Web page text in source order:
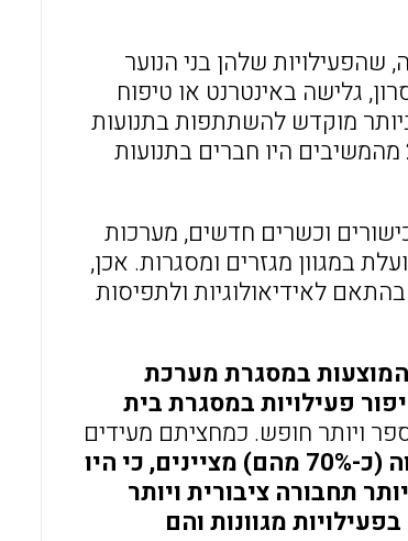
ז'-י"ב עלה, שהפעילויות שלהן בני הנוער
גלישה באינטרנט או טיפוח
מוקדש להשתתפות בתנועות
נוער, בקריאה, בכתיבה ובפעילויות התנדבותיות. מחקר זה מראה, שרק 20% מהמשיבים היו חברים בתנועות
וכשרים חדשים, מערכות
והגדרה עצמית (כהן, 2008). מערכת זו פועלת במגוון מגזרים ומסגרות. אכן,
לאידיאולוגיות ולתפיסות
במסגרת מערכת
פעילויות במסגרת בית
ויותר חופש. כמחציתם מעידים
מצד שני, שיעור גבוה (כ-70% מהם) מציינים, כי היו
תחבורה ציבורית ויותר
מגוונות והם